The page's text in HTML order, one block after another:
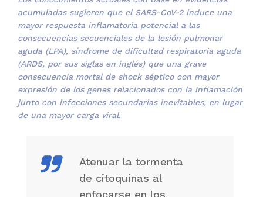
acumuladas sugieren que el SARS-CoV-2 induce una
mayor respuesta inflamatoria potencial a las
consecuencias secuenciales de la lesión pulmonar
aguda (LPA), síndrome de dificultad respiratoria aguda
(ARDS, por sus siglas en inglés) que una grave
consecuencia mortal de shock séptico con mayor
expresión de los genes relacionados con la inflamación
junto con infecciones secundarias inevitables, en lugar
de una mayor carga viral.
Atenuar la tormenta
de citoquinas al
enfocarse en los